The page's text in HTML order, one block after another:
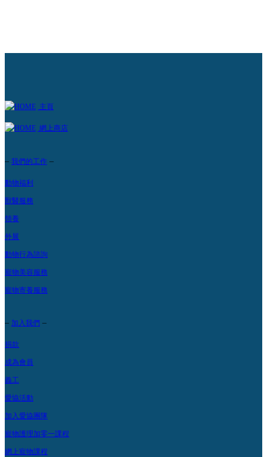
主頁
網上商店
– 我們的工作 –
動物福利
獸醫服務
領養
外展
動物行為諮詢
寵物美容服務
寵物寄養服務
– 加入我們 –
捐款
成為會員
義工
愛協活動
加入愛協團隊
寵物護理加零一課程
網上寵物課程